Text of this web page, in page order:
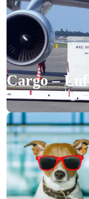
Cargo –